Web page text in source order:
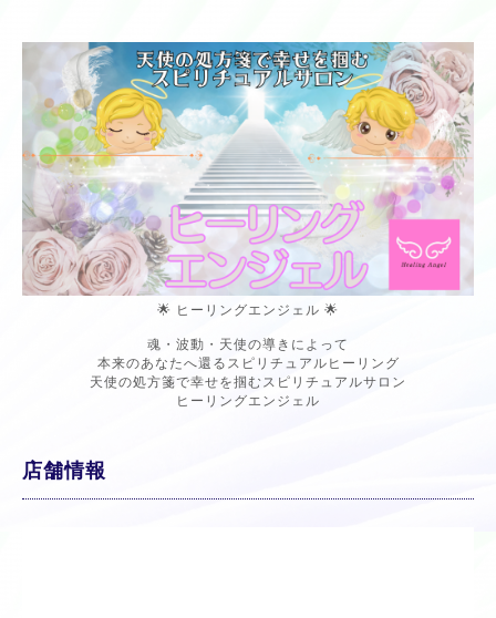
🌟 ヒーリングエンジェル 🌟
魂・波動・天使の導きによって
本来のあなたへ還るスピリチュアルヒーリング
天使の処方箋で幸せを掴むスピリチュアルサロン
ヒーリングエンジェル
店舗情報